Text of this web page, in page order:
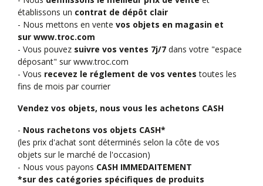
établissons un contrat de dépôt clair
- Nous mettons en vente vos objets en magasin et
sur www.troc.com
- Vous pouvez suivre vos ventes 7j/7 dans votre "espace
déposant" sur www.troc.com
- Vous recevez le réglement de vos ventes toutes les
fins de mois par courrier
Vendez vos objets, nous vous les achetons CASH
- Nous rachetons vos objets CASH*
(les prix d'achat sont déterminés selon la côte de vos
objets sur le marché de l'occasion)
- Nous vous payons CASH IMMEDAITEMENT
*sur des catégories spécifiques de produits